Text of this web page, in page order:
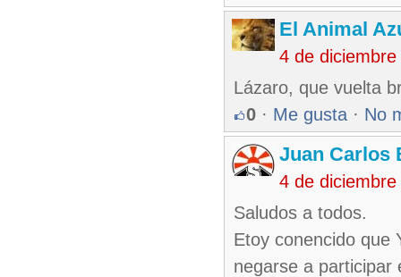
El Animal
4 de
Lázaro, que vuelta
0 · Me gusta · No
Juan Carlos
4 de
Saludos a todos.
Etoy conencido que
negarse a participar